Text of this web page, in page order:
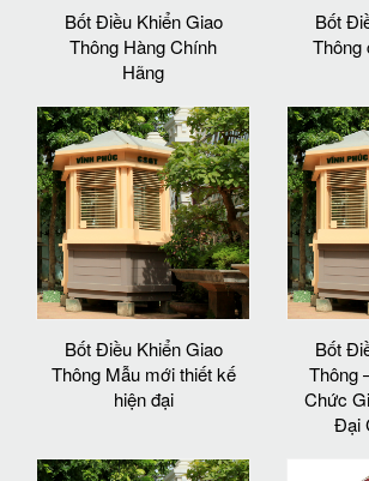
Bốt Điều Khiển Giao
Thông Hàng Chính
Hãng
Bốt
Thông
Bốt Điều Khiển Giao
Thông Mẫu mới thiết kế
hiện đại
Bốt
Thông
Chức
Đại